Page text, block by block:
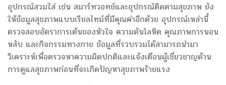
อุปกรณ์สวมใส่ เช่น สมาร์ทวอทช์และอุปกรณ์ติดตามสุขภาพ ยัง
ให้ข้อมูลสุขภาพแบบเรียลไทม์ที่มีคุณค่าอีกด้วย อุปกรณ์เหล่านี้
ตรวจสอบอัตราการเต้นของหัวใจ ความดันโลหิต คุณภาพการนอน
หลับ และกิจกรรมทางกาย ข้อมูลที่รวบรวมได้สามารถนำมา
วิเคราะห์เพื่อตรวจหาความผิดปกติและแจ้งเตือนผู้เชี่ยวชาญด้าน
การดูแลสุขภาพก่อนที่จะเกิดปัญหาสุขภาพร้ายแรง